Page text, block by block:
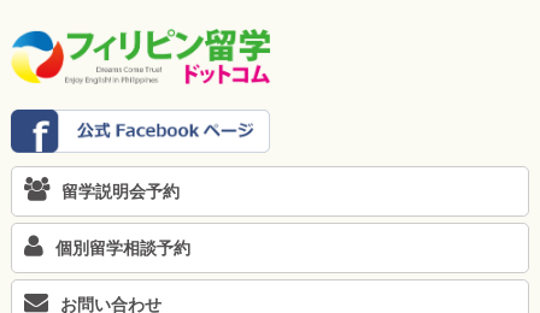
留学説明会予約
個別留学相談予約
お問い合わせ